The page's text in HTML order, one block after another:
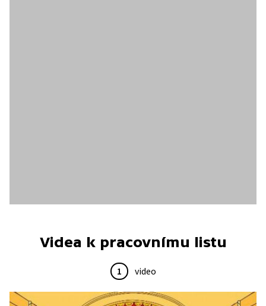
Videa k pracovnímu listu
1 video